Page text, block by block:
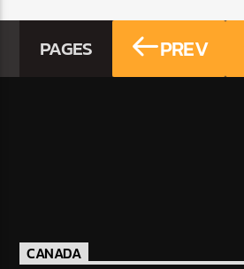
PAGES PREV
CANADA